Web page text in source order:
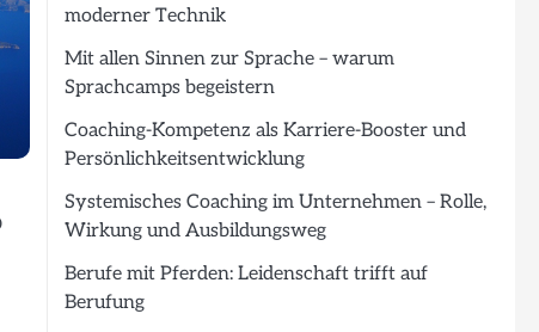
moderner Technik
Mit allen Sinnen zur Sprache – warum
Sprachcamps begeistern
Coaching-Kompetenz als Karriere-Booster und
Persönlichkeitsentwicklung
Systemisches Coaching im Unternehmen – Rolle,
Wirkung und Ausbildungsweg
Berufe mit Pferden: Leidenschaft trifft auf
Berufung